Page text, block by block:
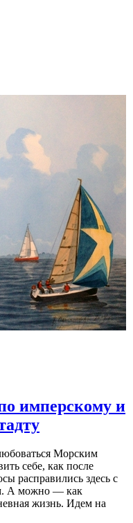
имперскому и
Морским
себе, как после
расправились здесь с
А можно — как
жизнь. Идем на